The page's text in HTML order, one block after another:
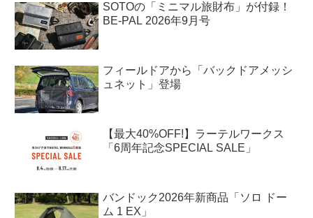
SOTOの「ミニマル旅財布」が付録！
BE-PAL 2026年9月号
フィールドアから「バックドアメッシ
ュネット」登場
【最大40%OFF!】ラーテルワークス
「6周年記念SPECIAL SALE」
バンドック2026年新商品「ソロ ドー
ム 1 EX」